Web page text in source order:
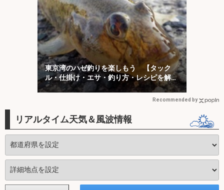
東京湾のハゼ釣りを楽しもう 【タック
ル・仕掛け・エサ・釣り方・レシピを解
説】
Recommended by
リアルタイム天気＆風波情報